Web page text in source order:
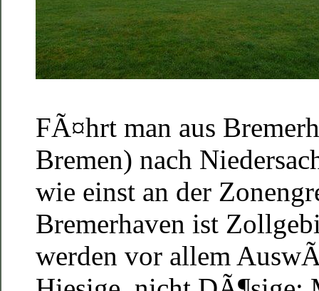
FÃ¤hrt man aus
Bremen) nach
wie einst an der
Bremerhaven ist
werden vor allem